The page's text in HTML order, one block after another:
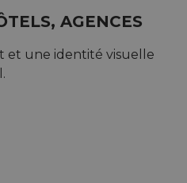
AGENCES
et une identité visuelle